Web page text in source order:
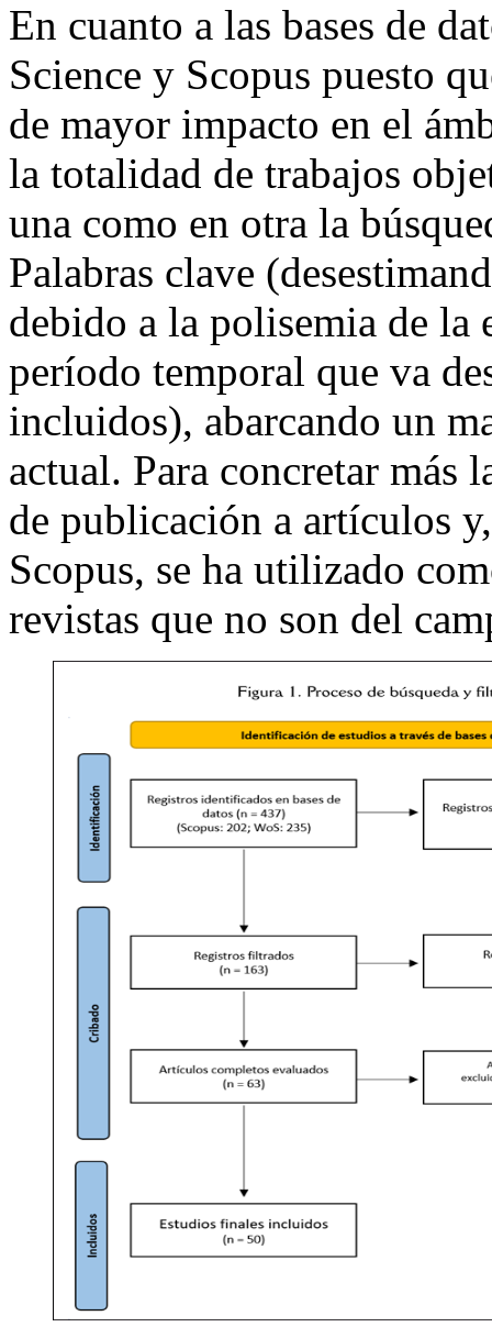
En cuanto a las bases de
Science y Scopus puesto
de mayor impacto en el
la totalidad de trabajos
una como en otra la
Palabras clave
debido a la polisemia de la
período temporal que va
incluidos), abarcando un
actual. Para concretar más
de publicación a artículos
Scopus, se ha utilizado
revistas que no son del